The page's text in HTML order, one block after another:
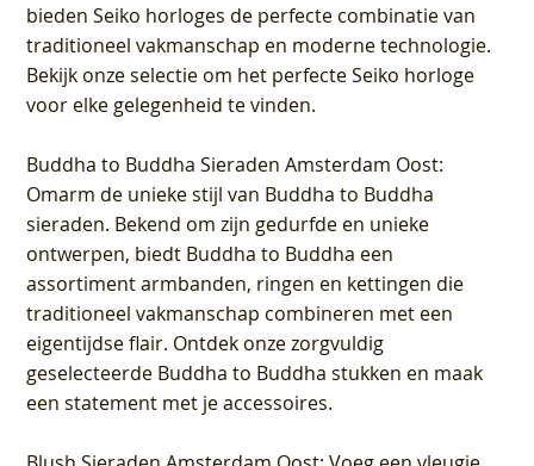
bieden Seiko horloges de perfecte combinatie van
traditioneel vakmanschap en moderne technologie.
Bekijk onze selectie om het perfecte Seiko horloge
voor elke gelegenheid te vinden.
Buddha to Buddha Sieraden Amsterdam Oost:
Omarm de unieke stijl van Buddha to Buddha
sieraden. Bekend om zijn gedurfde en unieke
ontwerpen, biedt Buddha to Buddha een
assortiment armbanden, ringen en kettingen die
traditioneel vakmanschap combineren met een
eigentijdse flair. Ontdek onze zorgvuldig
geselecteerde Buddha to Buddha stukken en maak
een statement met je accessoires.